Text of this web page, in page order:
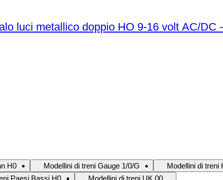
luci metallico doppio HO 9-16 volt AC/DC
H0 Modellini di treni Gauge 1/0/G
Modellini di treni
Paesi Bassi H0 Modellini di treni UK 00